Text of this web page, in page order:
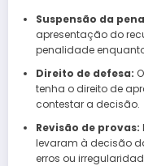
Suspensão da
apresentação do
penalidade
Direito de defesa:
tenha o direito de
contestar a decisão.
Revisão de provas:
levaram à decisão
erros ou